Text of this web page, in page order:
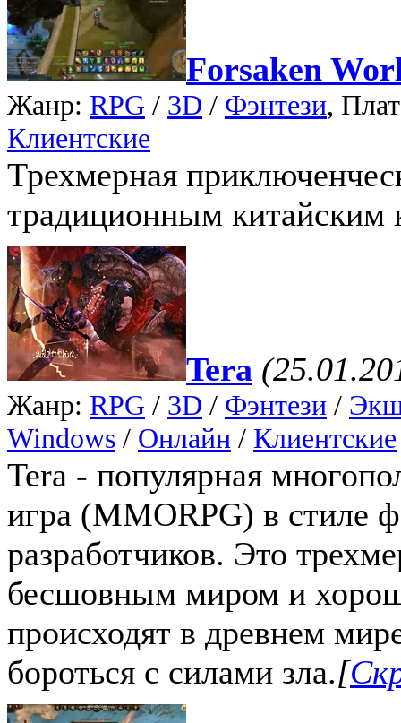
Forsaken
Жанр: RPG / 3D / Фэнтези,
Клиентские
Трехмерная
традиционным китайским
Tera
Жанр: RPG / 3D / Фэнтези /
Windows / Онлайн / Клиентские
Tera - популярная
игра (MMORPG) в стиле
разработчиков. Это
бесшовным миром и
происходят в древнем
бороться с силами зла.[